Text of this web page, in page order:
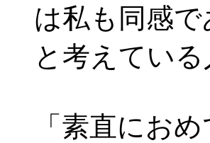
は私も同感
と考えてい
「素直にお